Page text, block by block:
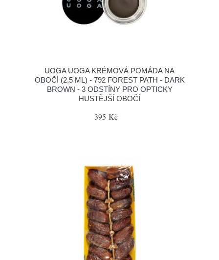
UOGA UOGA KRÉMOVÁ POMÁDA NA
OBOČÍ (2,5 ML) - 792 FOREST PATH - DARK
BROWN - 3 ODSTÍNY PRO OPTICKY
HUSTĚJŠÍ OBOČÍ
395 Kč